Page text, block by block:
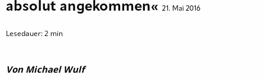
absolut angekommen« 21. Mai 2016
Lesedauer:2 min
Von Michael Wulf